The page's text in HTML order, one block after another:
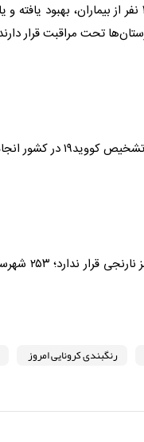
رنگبندی کرونایی امروز